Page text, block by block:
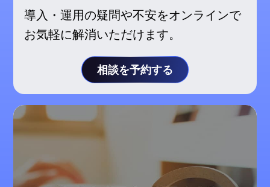
導入・運用の疑問や不安をオンラインで
お気軽に解消いただけます。
相談を予約する